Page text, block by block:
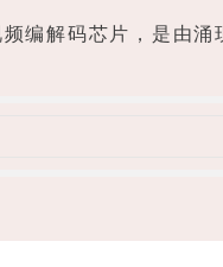
编解码芯片，是由